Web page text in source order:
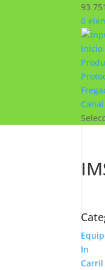
93
0
Inicio
In
Carril